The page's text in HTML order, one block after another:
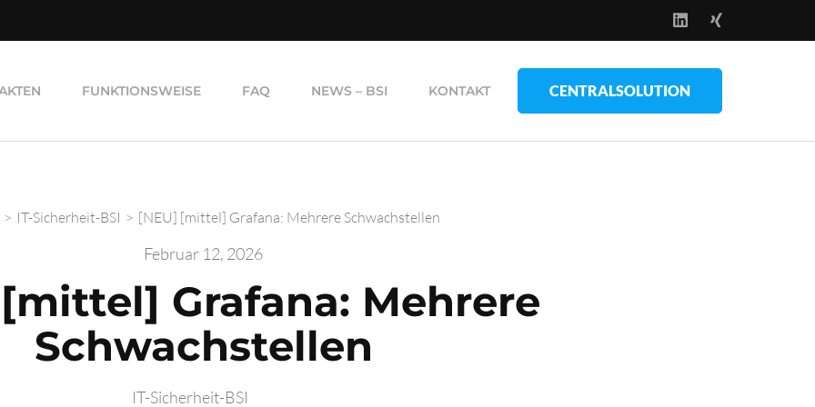
FUNKTIONSWEISE FAQ NEWS – BSI KONTAKT CENTRALSOLUTION
> IT-Sicherheit-BSI > [NEU] [mittel] Grafana: Mehrere Schwachstellen
Februar 12, 2026
Grafana: Mehrere
Schwachstellen
IT-Sicherheit-BSI